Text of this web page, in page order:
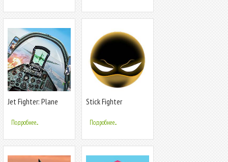
Jet Fighter: Plane
Подробнее...
Stick Fighter
Подробнее...